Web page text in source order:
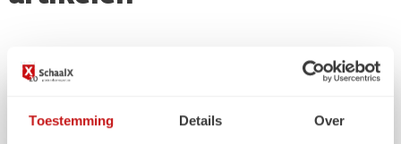
Toestemming Details Over